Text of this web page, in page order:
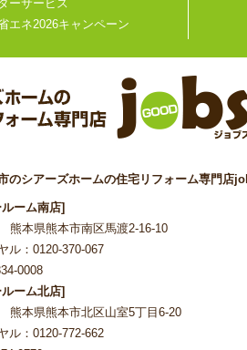
ーサービス
エネ2026キャンペーン
のシアーズホームの住宅リフォーム専門店
ーム南店]
熊本県熊本市南区馬渡2-16-10
ル：0120-370-067
0008
ーム北店]
熊本県熊本市北区山室5丁目6-20
ル：0120-772-662